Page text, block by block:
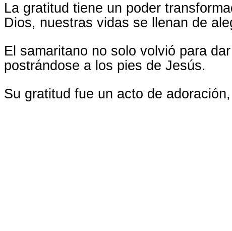
La gratitud tiene un poder
Dios, nuestras vidas se llenan de
El samaritano no solo volvió para
postrándose a los pies de Jesús.
Su gratitud fue un acto de